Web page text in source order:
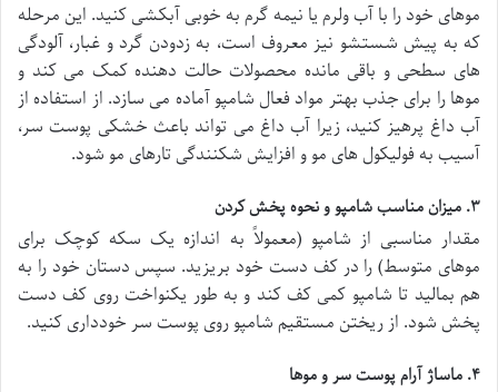
موهای خود را با آب ولرم یا نیمه گرم به خوبی آبکشی کنید. این مرحله
که به پیش شستشو نیز معروف است، به زدودن گرد و غبار، آلودگی
های سطحی و باقی مانده محصولات حالت دهنده کمک می کند و
موها را برای جذب بهتر مواد فعال شامپو آماده می سازد. از استفاده از
آب داغ پرهیز کنید، زیرا آب داغ می تواند باعث خشکی پوست سر،
آسیب به فولیکول های مو و افزایش شکنندگی تارهای مو شود.
۳. میزان مناسب شامپو و نحوه پخش کردن
مقدار مناسبی از شامپو (معمولاً به اندازه یک سکه کوچک برای
موهای متوسط) را در کف دست خود بریزید. سپس دستان خود را به
هم بمالید تا شامپو کمی کف کند و به طور یکنواخت روی کف دست
پخش شود. از ریختن مستقیم شامپو روی پوست سر خودداری کنید.
۴. ماساژ آرام پوست سر و موها